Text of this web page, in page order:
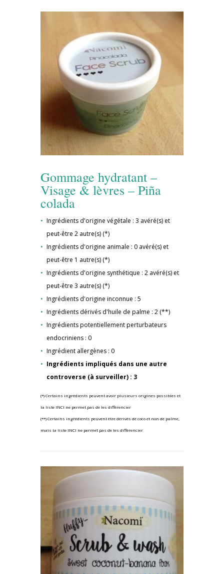
Gommage hydratant –
Visage & lèvres – Piña
colada
Ingrédients d'origine végétale : 3 avéré(s) et
peut-être 2 autre(s) (*)
Ingrédients d'origine animale : 0 avéré(s) et
peut-être 1 autre(s) (*)
Ingrédients d'origine synthétique : 2 avéré(s) et
peut-être 3 autre(s) (*)
Ingrédients d'origine inconnue : 5
Ingrédients dérivés d'huile de palme : 2 (**)
Ingrédients potentiellement perturbateurs
endocriniens : 0
Ingrédient allergènes : 0
Ingrédients impliqués dans une autre
controverse (à surveiller) : 3
(*) Certains ingrédients peuvent avoir plusieurs origines possibles et
la liste INCI ne permet pas de les différencier
(**) Certains ingrédients peuvent être dérivés de coco et non de palme,
mais la liste INCI ne permet pas de les différencier